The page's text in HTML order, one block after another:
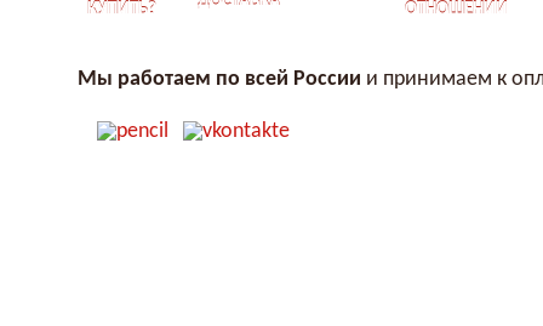
КУПИТЬ?
ОТНОШЕНИЙ
Мы работаем по всей России и принимаем к